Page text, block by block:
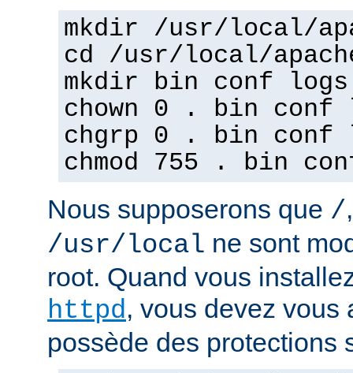
mkdir /usr/local/
cd /usr/local/
mkdir bin conf logs
chown 0 . bin conf
chgrp 0 . bin conf
chmod 755 . bin
Nous supposerons que /
/usr/local ne sont
root. Quand vous
httpd, vous devez vous
possède des protections